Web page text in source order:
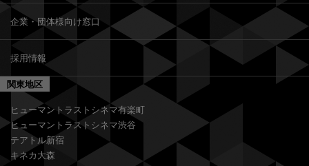
企業・団体様向け窓口
採用情報
関東地区
ヒューマントラストシネマ有楽町
ヒューマントラストシネマ渋谷
テアトル新宿
キネカ大森